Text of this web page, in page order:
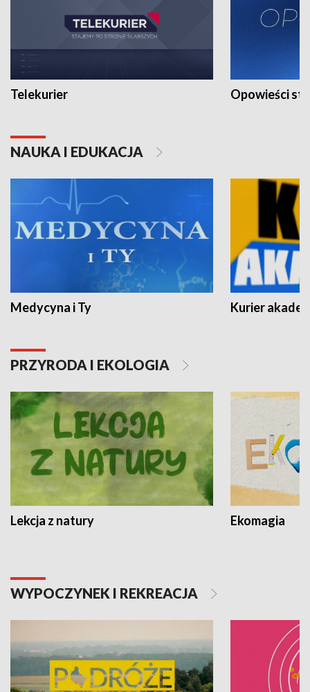
Telekurier Opowieści
NAUKA I EDUKACJA
Medycyna i Ty Kurier
PRZYRODA I EKOLOGIA
Lekcja z natury Ekomagia
WYPOCZYNEK I REKREACJA